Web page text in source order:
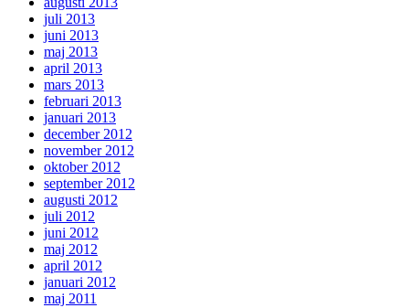
juli 2013
juni 2013
maj 2013
april 2013
mars 2013
februari 2013
januari 2013
december 2012
november 2012
oktober 2012
september 2012
augusti 2012
juli 2012
juni 2012
maj 2012
april 2012
januari 2012
maj 2011